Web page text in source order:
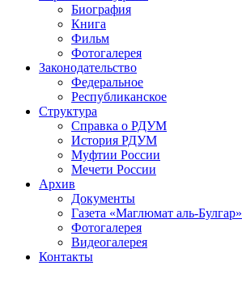
Биография
Книга
Фильм
Фотогалерея
Законодательство
Федеральное
Республиканское
Структура
Справка о РДУМ
История РДУМ
Муфтии России
Мечети России
Архив
Документы
Газета «Маглюмат аль-Булгар»
Фотогалерея
Видеогалерея
Контакты